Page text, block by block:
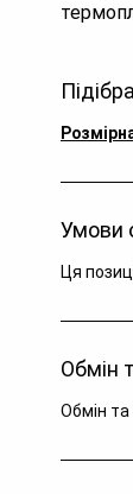
Умови
Ця
Обмін
Обмін